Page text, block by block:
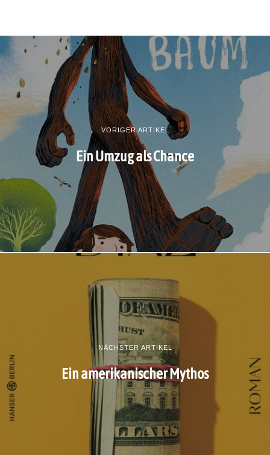
VORIGER ARTIKEL
Ein Umzug als Chance
NÄCHSTER ARTIKEL
Ein amerikanischer Mythos